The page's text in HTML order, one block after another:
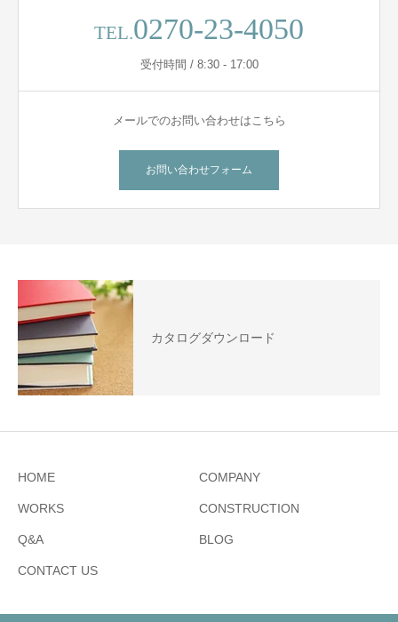
TEL.0270-23-4050
受付時間 / 8:30 - 17:00
メールでのお問い合わせはこちら
お問い合わせフォーム
カタログダウンロード
HOME COMPANY
WORKS CONSTRUCTION
Q&A BLOG
CONTACT US